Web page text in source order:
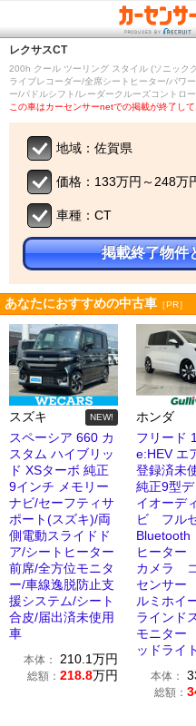
レクサスCT
200h クール ツーリング スタイル (ソニック
ライブレコーダー/全席シートヒーター/パワ
ー/パドルシフト/レーダークルーズコントロ
この車はカーセンサーnetでの掲載が終了して
地域：佐賀県
価格：133万円～248万
車種：CT
掲載終了物件
あなたにおすすめの中古車 ［PR］
スズキ NEW!
スペーシア 660 カ
スタム ハイブリッ
ド XSターボ 純正
9インチ メモリー
ナビ/セーフティサ
ポート(スズキ)/両
側電動スライドド
ア/シートヒーター
前席/全方位モニタ
ー/車線逸脱防止支
援システム/シート
合皮/届出済未使用
車
本体： 210.1万円
総額： 218.8万円
ホンダ
フリード
e:HEV エ
登録済未
純正9型
イオーデ
ビ フル
ヒーター
カメラ
センサー
ルミホイ
ラインド
モニター
ッドライト
本体：
総額：